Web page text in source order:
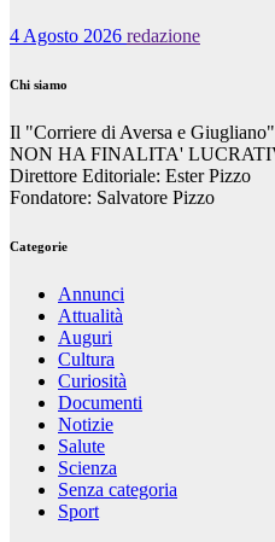
4 Agosto 2026 redazione
Chi siamo
Il "Corriere di Aversa e
NON HA FINALITA'
Direttore Editoriale: Ester Pizzo
Fondatore: Salvatore Pizzo
Categorie
Annunci
Attualità
Auguri
Cultura
Curiosità
Documenti
Notizie
Salute
Scienza
Senza categoria
Sport